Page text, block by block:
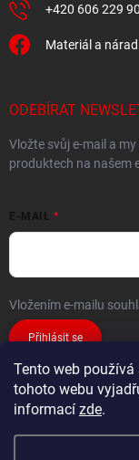
Tento web
tohoto webu
informací zde.
+420 606 229
Materiál a
ODEBÍRAT
Vložte svůj e-mail a
produktech na našem
E-MAIL
Vložením e-mailu
Přihlásit se